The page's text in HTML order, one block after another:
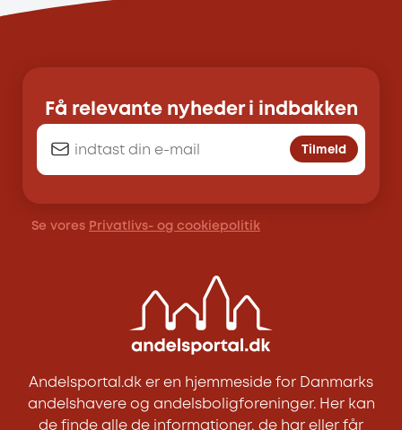
Få relevante nyheder i indbakken
Tilmeld
Se vores Privatlivs- og cookiepolitik
Andelsportal.dk er en hjemmeside for Danmarks
andelshavere og andelsboligforeninger. Her kan
de finde alle de informationer, de har eller får